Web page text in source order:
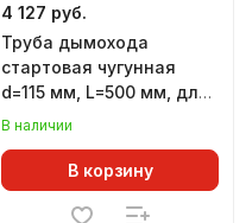
4 127 руб.
Труба дымохода
стартовая чугунная
d=115 мм, L=500 мм, для
печей ЛИТКОМ
В наличии
В корзину